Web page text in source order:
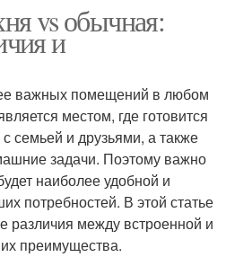
vs обычная:
и
важных помещений в любом
местом, где готовится
семьей и друзьями, а также
задачи. Поэтому важно
наиболее удобной и
потребностей. В этой статье
между встроенной и
преимущества.